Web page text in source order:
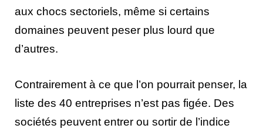
aux chocs sectoriels, même si certains
domaines peuvent peser plus lourd que
d’autres.
Contrairement à ce que l’on pourrait penser, la
liste des 40 entreprises n’est pas figée. Des
sociétés peuvent entrer ou sortir de l’indice